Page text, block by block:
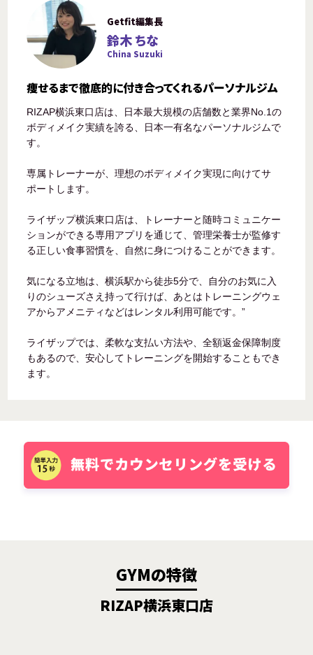
Getfit編集長
鈴木 ちな
China Suzuki
痩せるまで徹底的に付き合ってくれるパーソナルジム
RIZAP横浜東口店は、日本最大規模の店舗数と業界No.1の
ボディメイク実績を誇る、日本一有名なパーソナルジムで
す。
専属トレーナーが、理想のボディメイク実現に向けてサ
ポートします。
ライザップ横浜東口店は、トレーナーと随時コミュニケー
ションができる専用アプリを通じて、管理栄養士が監修す
る正しい食事習慣を、自然に身につけることができます。
気になる立地は、横浜駅から徒歩5分で、自分のお気に入
りのシューズさえ持って行けば、あとはトレーニングウェ
アからアメニティなどはレンタル利用可能です。”
ライザップでは、柔軟な支払い方法や、全額返金保障制度
もあるので、安心してトレーニングを開始することもでき
ます。
GYMの特徴
RIZAP横浜東口店